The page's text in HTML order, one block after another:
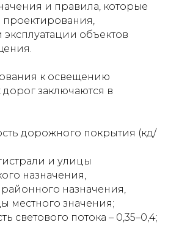
и правила, которые
проектирования,
эксплуатации объектов
к освещению
заключаются в
дорожного покрытия (кд/
и улицы
назначения,
районного назначения,
местного значения;
светового потока – 0,35–0,4;